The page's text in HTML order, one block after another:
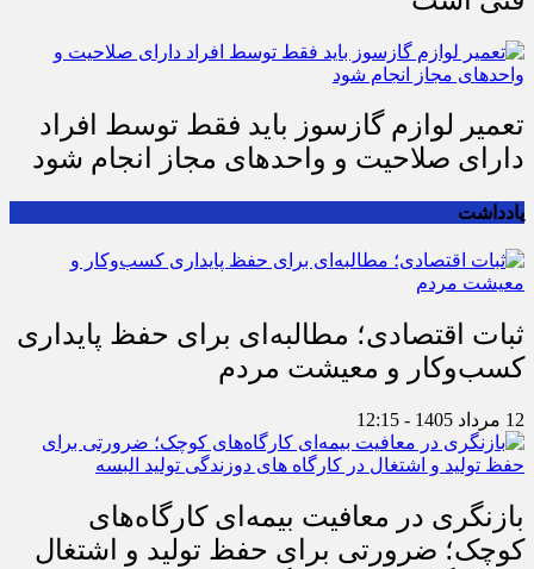
تعمیر لوازم گازسوز باید فقط توسط افراد
دارای صلاحیت و واحدهای مجاز انجام شود
یادداشت
ثبات اقتصادی؛ مطالبه‌ای برای حفظ پایداری
کسب‌وکار و معیشت مردم
12 مرداد 1405 - 12:15
بازنگری در معافیت بیمه‌ای کارگاه‌های
کوچک؛ ضرورتی برای حفظ تولید و اشتغال